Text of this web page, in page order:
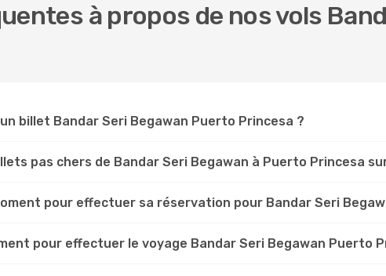
à propos de nos vols
billet Bandar Seri Begawan Puerto Princesa ?
pas chers de Bandar Seri Begawan à Puerto Princesa
pour effectuer sa réservation pour Bandar Seri
pour effectuer le voyage Bandar Seri Begawan Puerto